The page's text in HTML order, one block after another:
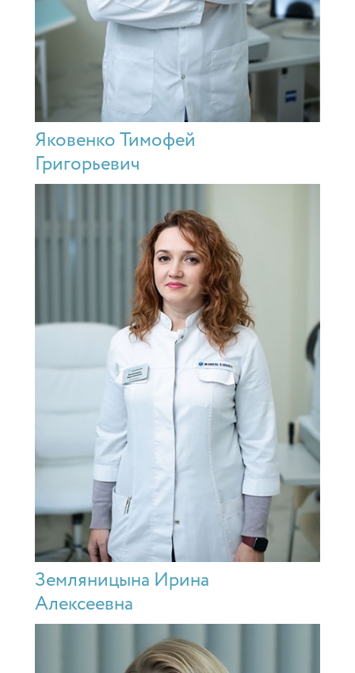
Яковенко Тимофей
Григорьевич
Земляницына Ирина
Алексеевна